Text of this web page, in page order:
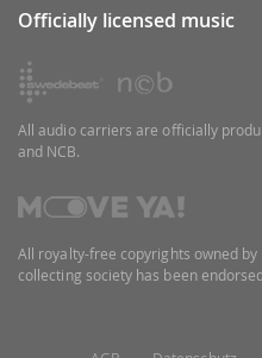
Officially licensed music
All audio carriers are officially
and NCB.
All royalty-free copyrights owned by
collecting society has been